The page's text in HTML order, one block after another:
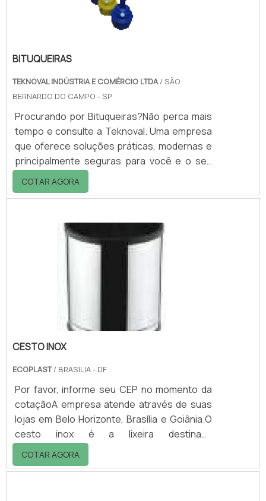
BITUQUEIRAS
TEKNOVAL INDÚSTRIA E COMÉRCIO LTDA/ SÃO
BERNARDO DO CAMPO - SP
Procurando por Bituqueiras?Não perca mais
tempo e consulte a Teknoval. Uma empresa
que oferece soluções práticas, modernas e
principalmente seguras para você e o seu
negócio. Confira!Principais
característicasAs bituqueiras são
joguem os filtros de cigarros conhecidos por
bitucas pelo chão.Um produto simples mas
de total eficiência no combate desses
resíduos. Com milhões de fumantes
espalhados por todo mundo, as Bituqueiras
são equipamentos cada vez mais pre.
COTAR AGORA
CESTO INOX
ECOPLAST/ BRASILIA - DF
Por favor, informe seu CEP no momento da
cotaçãoA empresa atende através de suas
lojas em Belo Horizonte, Brasília e Goiânia.O
cesto inox é a lixeira destinada
especialmente à coleta de resíduos secos,
como papel, plástico e metal. É muito
COTAR AGORA